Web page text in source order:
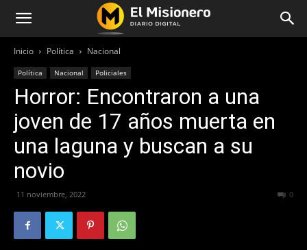
Inicio Política Nacional
Política Nacional Policiales
Horror: Encontraron a una
joven de 17 años muerta en
una laguna y buscan a su
novio
11 noviembre, 2022 0